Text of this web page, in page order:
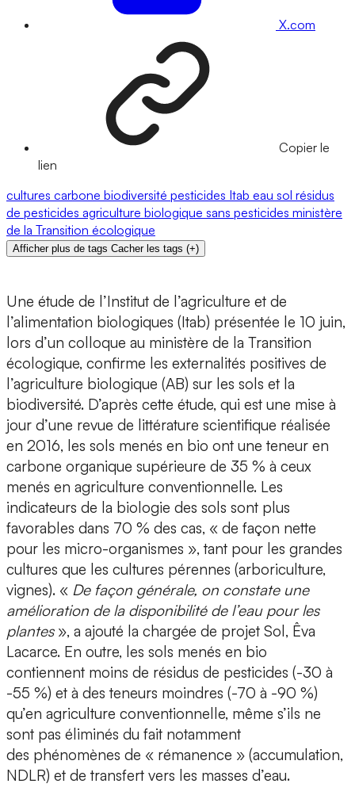
X.com
Copier le
lien
cultures carbone biodiversité pesticides Itab eau sol résidus
de pesticides agriculture biologique sans pesticides ministère
de la Transition écologique
Afficher plus de tags Cacher les tags (+)
Une étude de l’Institut de l’agriculture et de
l’alimentation biologiques (Itab) présentée le 10 juin,
lors d’un colloque au ministère de la Transition
écologique, confirme les externalités positives de
l’agriculture biologique (AB) sur les sols et la
biodiversité. D’après cette étude, qui est une mise à
jour d’une revue de littérature scientifique réalisée
en 2016, les sols menés en bio ont une teneur en
carbone organique supérieure de 35 % à ceux
menés en agriculture conventionnelle. Les
indicateurs de la biologie des sols sont plus
favorables dans 70 % des cas, « de façon nette
pour les micro-organismes », tant pour les grandes
cultures que les cultures pérennes (arboriculture,
vignes). « De façon générale, on constate une
amélioration de la disponibilité de l’eau pour les
plantes», a ajouté la chargée de projet Sol, Êva
Lacarce. En outre, les sols menés en bio
contiennent moins de résidus de pesticides (-30 à
-55 %) et à des teneurs moindres (-70 à -90 %)
qu’en agriculture conventionnelle, même s’ils ne
sont pas éliminés du fait notamment
des phénomènes de « rémanence » (accumulation,
NDLR) et de transfert vers les masses d’eau.